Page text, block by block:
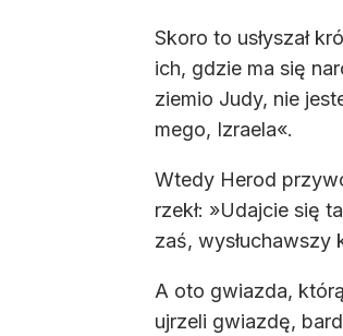
Skoro to usłyszał
ich, gdzie ma się
ziemio Judy, nie
mego, Izraela«.
Wtedy Herod
rzekł: »Udajcie się
zaś, wysłuchawszy
A oto gwiazda,
ujrzeli gwiazdę,